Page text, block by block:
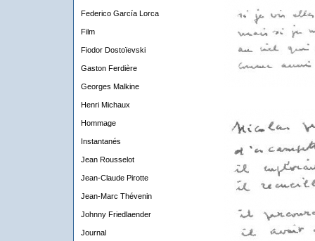
Federico García Lorca
Film
Fiodor Dostoïevski
Gaston Ferdière
Georges Malkine
Henri Michaux
Hommage
Instantanés
Jean Rousselot
Jean-Claude Pirotte
Jean-Marc Thévenin
Johnny Friedlaender
Journal